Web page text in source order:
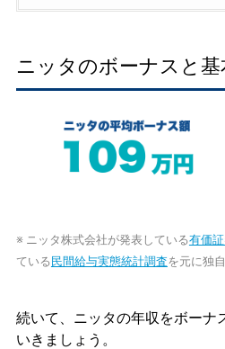
ニッタのボーナスと基
※ ニッタ株式会社が発表している有価
ている 民間給与実態統計調査を元に独
続いて、ニッタの年収をボーナ
いきましょう。